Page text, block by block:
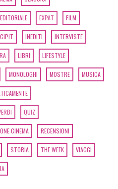
di
un estratto
otto col resto
Gerini: un
di Rosanna
estratto
EDITORIALE EXPAT FILM
INEDITI INTERVISTE
LIBRI LIFESTYLE
MONOLOGHI MOSTRE MUSICA
QUIZ
CINEMA RECENSIONI
STORIA THE WEEK VIAGGI